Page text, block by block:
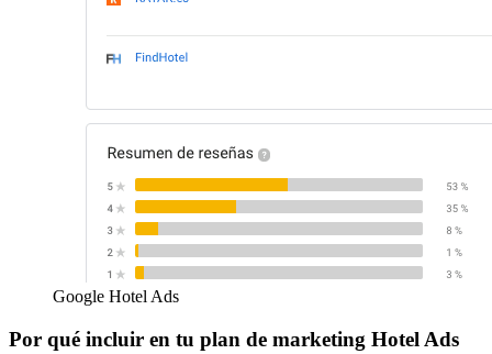
Google Hotel Ads
Por qué incluir en tu plan de marketing Hotel Ads